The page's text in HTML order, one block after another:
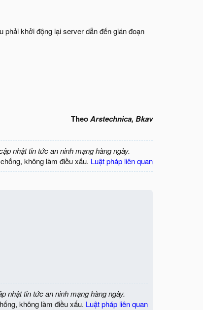
khởi động lại server dẫn đến gián đoạn
TheoArstechnica, Bkav
nhật tin tức an ninh mạng hàng ngày.
không làm điều xấu. Luật pháp liên quan
nhật tin tức an ninh mạng hàng ngày.
không làm điều xấu. Luật pháp liên quan